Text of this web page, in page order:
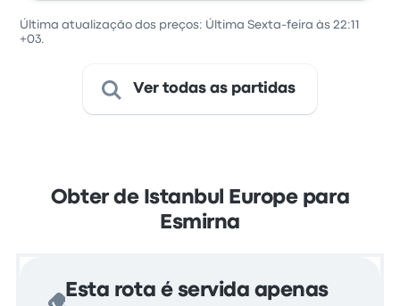
Última atualização dos preços: Última Sexta-feira às 22:11
+03.
Ver todas as partidas
Obter de Istanbul Europe para
Esmirna
Esta rota é servida apenas